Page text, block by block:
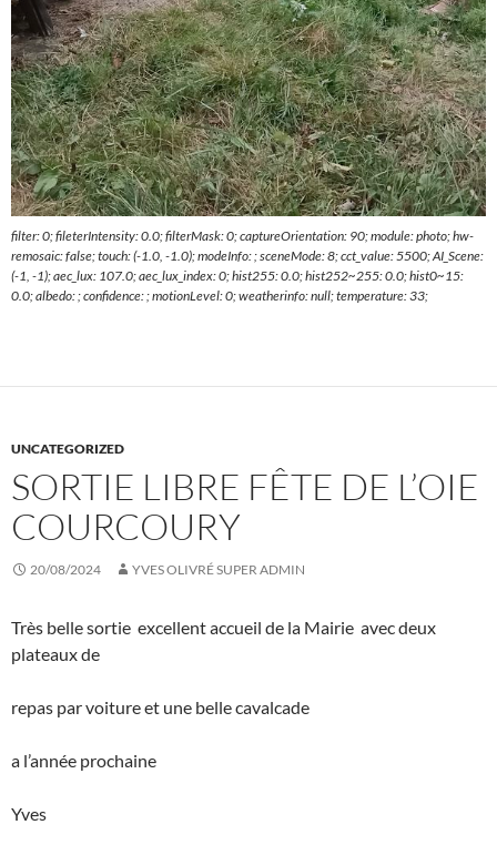
filter: 0; fileterIntensity: 0.0; filterMask: 0; captureOrientation: 90; module: photo; hw-
remosaic: false; touch: (-1.0, -1.0); modeInfo: ; sceneMode: 8; cct_value: 5500; AI_Scene:
(-1, -1); aec_lux: 107.0; aec_lux_index: 0; hist255: 0.0; hist252~255: 0.0; hist0~15:
0.0; albedo: ; confidence: ; motionLevel: 0; weatherinfo: null; temperature: 33;
UNCATEGORIZED
SORTIE LIBRE FÊTE DE L’OIE
COURCOURY
20/08/2024 YVES OLIVRÉ SUPER ADMIN
Très belle sortie excellent accueil de la Mairie avec deux
plateaux de
repas par voiture et une belle cavalcade
a l’année prochaine
Yves